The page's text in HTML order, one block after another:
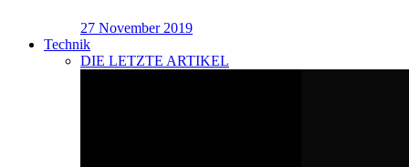
27 November 2019
Technik
DIE LETZTE ARTIKEL